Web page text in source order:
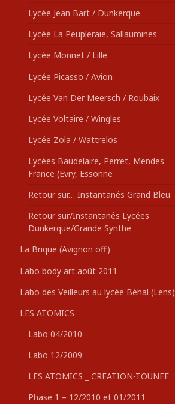
Lycée Jean Bart / Dunkerque
Lycée La Peupleraie, Sallaumines
Lycée Monnet / Lille
Lycée Picasso / Avion
Lycée Van Der Meersch / Roubaix
Lycée Voltaire / Wingles
Lycée Zola / Wattrelos
Lycées Baudelaire, Perret, Mendes
France (Evry, Essonne
Retour sur… Instantanés Grand Bleu
Retour sur/Instantanés Lycées
Dunkerque/Grande Synthe
La Brique (Avignon off)
Labo body art août 2011
Labo des Veilleurs au lycée Béhal (Lens)
LES ATOMICS
Labo 04/2010
Labo 12/2009
LES ATOMICS _ CREATION-TOUNEE
Phase 1 – 12/2010 et 01/2011